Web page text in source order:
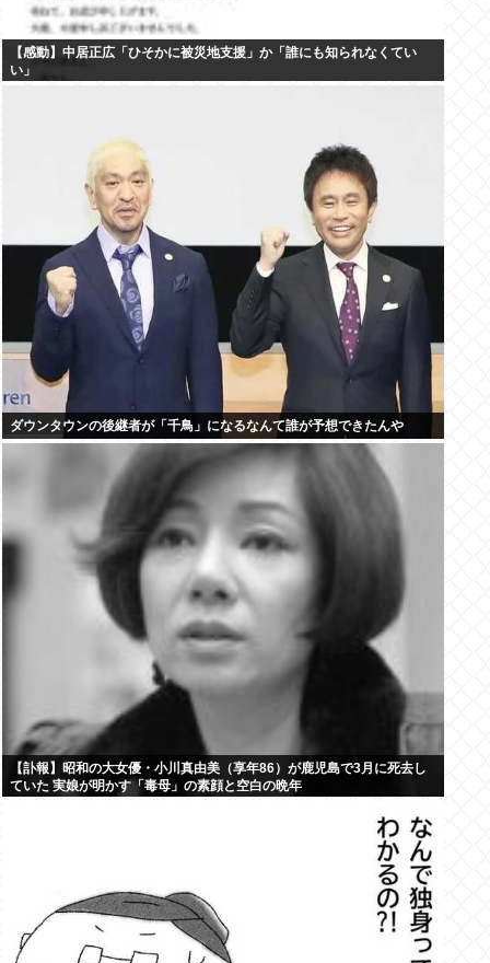
【感動】中居正広「ひそかに被災地支援」か「誰にも知られなくてい
い」
ダウンタウンの後継者が「千鳥」になるなんて誰が予想できたんや
【訃報】昭和の大女優・小川真由美（享年86）が鹿児島で3月に死去し
ていた 実娘が明かす「毒母」の素顔と空白の晩年